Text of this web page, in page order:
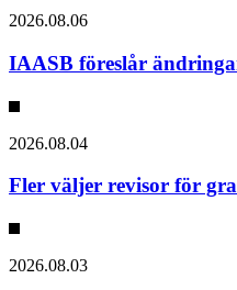
2026.08.06
IAASB föreslår
2026.08.04
Fler väljer revisor för
2026.08.03